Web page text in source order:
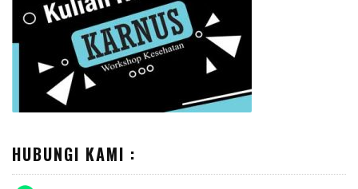
HUBUNGI KAMI :